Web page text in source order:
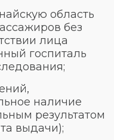
область
без
лица
госпиталь
наличие
результатом
выдачи);